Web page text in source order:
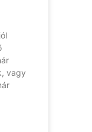
vagy